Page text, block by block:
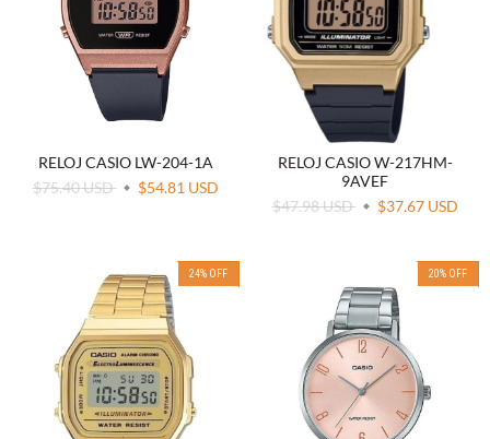
RELOJ CASIO LW-204-1A
$75.40 USD
$54.81 USD
RELOJ CASIO W-217HM-
9AVEF
$47.98 USD
$37.67 USD
24% OFF 20% OFF